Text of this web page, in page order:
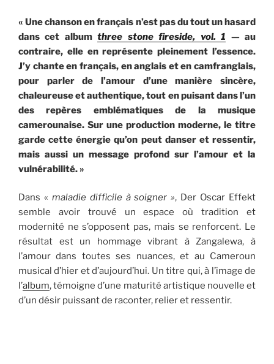
« Une chanson en français n’est pas du tout un hasard
dans cet albumthree stone fireside, vol. 1 — au
contraire, elle en représente pleinement l’essence.
J’y chante en français, en anglais et en camfranglais,
pour parler de l’amour d’une manière sincère,
chaleureuse et authentique, tout en puisant dans l’un
des repères emblématiques de la musique
camerounaise. Sur une production moderne, le titre
garde cette énergie qu’on peut danser et ressentir,
mais aussi un message profond sur l’amour et la
vulnérabilité. »
Dans « maladie difficile à soigner », Der Oscar Effekt
semble avoir trouvé un espace où tradition et
modernité ne s’opposent pas, mais se renforcent. Le
résultat est un hommage vibrant à Zangalewa, à
l’amour dans toutes ses nuances, et au Cameroun
musical d’hier et d’aujourd’hui. Un titre qui, à l’image de
l’album, témoigne d’une maturité artistique nouvelle et
d’un désir puissant de raconter, relier et ressentir.